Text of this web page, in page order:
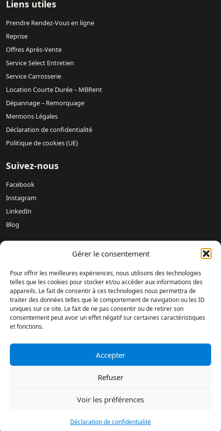
Gérer le consentement
Pour offrir les meilleures expériences, nous utilisons des technologies
telles que les cookies pour stocker et/ou accéder aux informations des
appareils. Le fait de consentir à ces technologies nous permettra de
traiter des données telles que le comportement de navigation ou les ID
uniques sur ce site. Le fait de ne pas consentir ou de retirer son
consentement peut avoir un effet négatif sur certaines caractéristiques
et fonctions.
Accepter
Refuser
Voir les préférences
Déclaration de confidentialité
Prendre rdv 02 32 60 60 25
Liens utiles
Prendre Rendez-Vous en ligne
Reprise
Offres Après-Vente
Service Select Entretien
Service Carrosserie
Location Courte Durée – MBRent
Dépannage – Remorquage
Mentions Légales
Déclaration de confidentialité
Politique de cookies (UE)
Suivez-nous
Facebook
Instagram
LinkedIn
Blog
Mercedes-Benz DREUX / Mercedes-Benz
Évreux – DAVIS 27 /
Mercedes-Benz Rouen DAVIS 76 /
Mercedes-Benz Mondeville Caen – AUBIN NORMANDIE /
Mercedes-Benz Le Havre – LAMARTINE AUTOMOBILES /
Mercedes-Benz Magnanville – DAVIS MONGAZONS /
Mercedes-Benz Fontenay-sur-Eure – DAVIS 28 /Mercedes-Benz
DIEPPE /Mercedes-Benz Saint-Romain-de-Colbosc –
CARROSSERIE AUBIN /
SHOWROOM OCCASIONS – Évreux /
DAVIS – Évreux /
© 2024 Groupe Met. Tous droits réservés
Accompagnement : Agence Web Digital